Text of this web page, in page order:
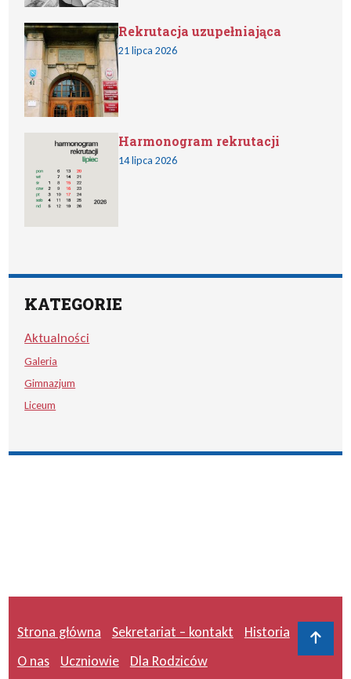
Rekrutacja uzupełniająca
21 lipca 2026
Harmonogram rekrutacji
14 lipca 2026
KATEGORIE
Aktualności
Galeria
Gimnazjum
Liceum
Strona główna Sekretariat – kontakt
Historia
O nas
Uczniowie Dla Rodziców
Do